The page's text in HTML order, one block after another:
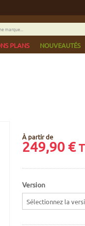
PLANS NOUVEAUTÉS
À partir de
249,90€
Version
Sélectionnez la